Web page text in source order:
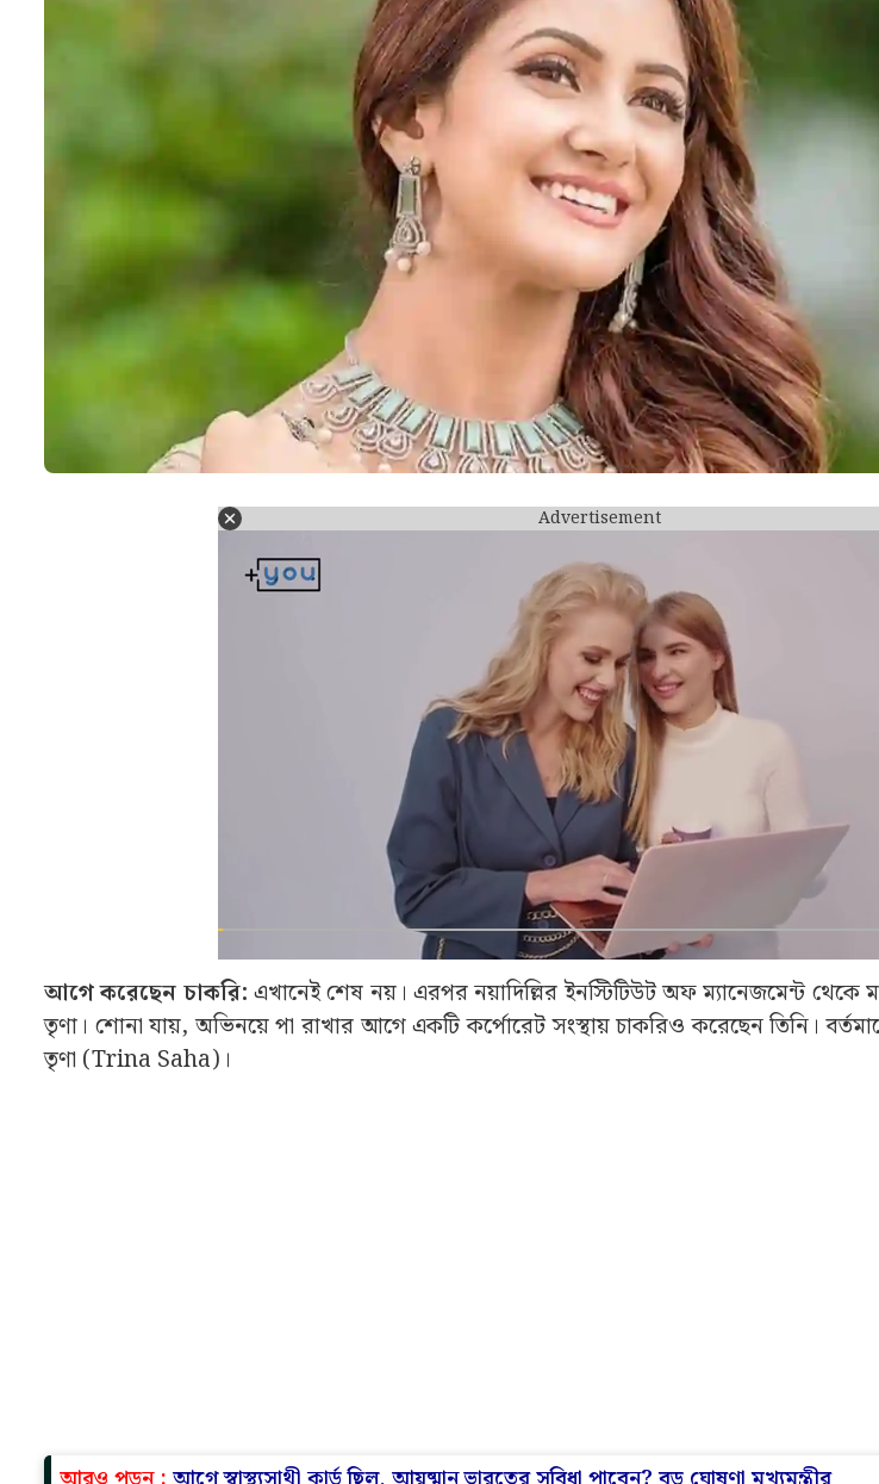
Advertisement
আগে করেছেন চাকরি:এখানেই শেষ নয়। এরপর নয়াদিল্লির ইনস্টিটিউট অফ ম্যানেজমেন্ট থেকে
তৃণা। শোনা যায়, অভিনয়ে পা রাখার আগে একটি কর্পোরেট সংস্থায় চাকরিও করেছেন তিনি।
তৃণা (Trina Saha)।